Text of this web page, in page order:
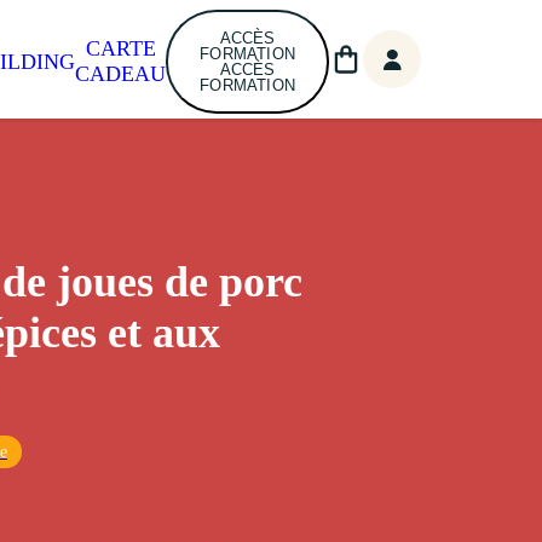
CARTE
CADEAU
ACCÈS
FORMATION
ACCÈS
FORMATION
joues de porc
et aux